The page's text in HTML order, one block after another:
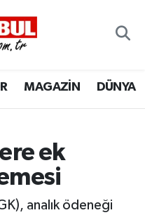
MAGAZİN DÜNYA
ek
analık ödeneği
Fikstür